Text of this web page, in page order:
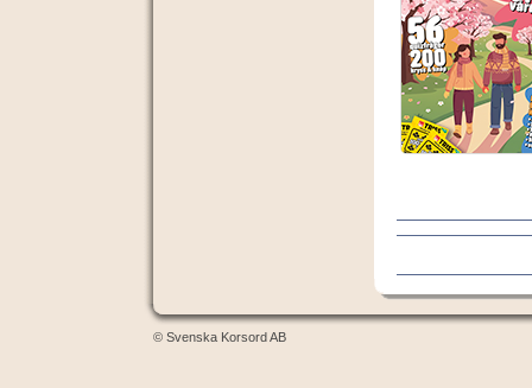
© Svenska Korsord AB